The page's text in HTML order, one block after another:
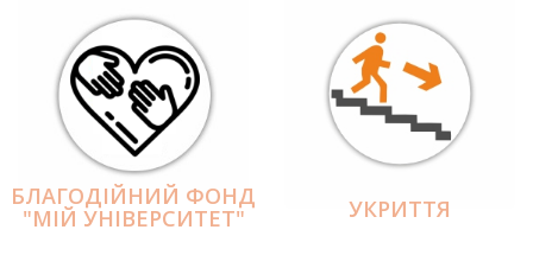
БЛАГОДІЙНИЙ ФОНД
"МІЙ УНІВЕРСИТЕТ" УКРИТТЯ